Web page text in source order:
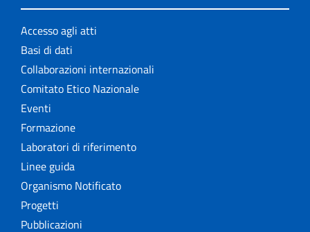
Accesso agli atti
Basi di dati
Collaborazioni internazionali
Comitato Etico Nazionale
Eventi
Formazione
Laboratori di riferimento
Linee guida
Organismo Notificato
Progetti
Pubblicazioni